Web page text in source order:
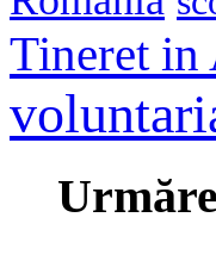
Tineret in